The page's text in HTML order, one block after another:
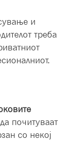
и
треба
почитуваат
со некој